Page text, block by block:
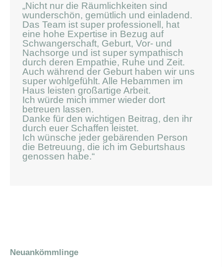
„Nicht nur die Räumlichkeiten sind
wunderschön, gemütlich und einladend.
Das Team ist super professionell, hat
eine hohe Expertise in Bezug auf
Schwangerschaft, Geburt, Vor- und
Nachsorge und ist super sympathisch
durch deren Empathie, Ruhe und Zeit.
Auch während der Geburt haben wir uns
super wohlgefühlt. Alle Hebammen im
Haus leisten großartige Arbeit.
Ich würde mich immer wieder dort
betreuen lassen.
Danke für den wichtigen Beitrag, den ihr
durch euer Schaffen leistet.
Ich wünsche jeder gebärenden Person
die Betreuung, die ich im Geburtshaus
genossen habe.“
Neuankömmlinge